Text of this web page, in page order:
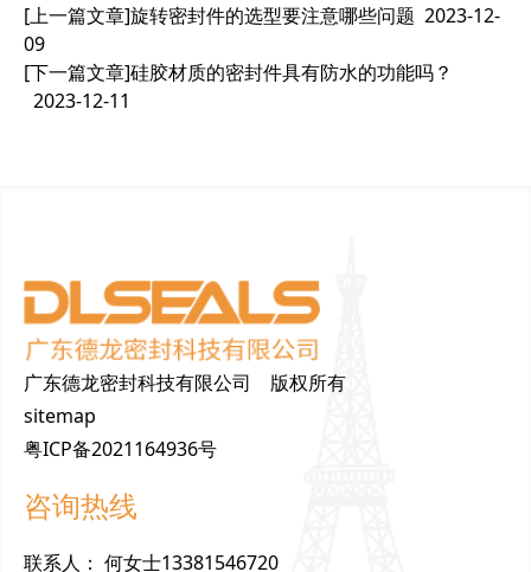
[上一篇文章]旋转密封件的选型要注意哪些问题 2023-12-
09
[下一篇文章]硅胶材质的密封件具有防水的功能吗？
2023-12-11
广东德龙密封科技有限公司 版权所有
sitemap
粤ICP备2021164936号
咨询热线
联系人 ： 何女士13381546720